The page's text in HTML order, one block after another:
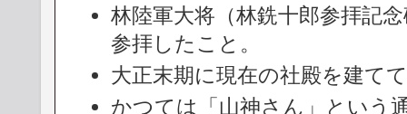
林陸軍大将（林銑十郎参拝記
参拝したこと。
大正末期に現在の社殿を建て
かつては「山神さん」という